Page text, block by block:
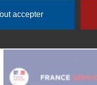
accepter